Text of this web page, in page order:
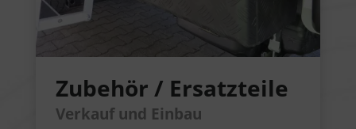
Zubehör / Ersatzteile
Verkauf und Einbau